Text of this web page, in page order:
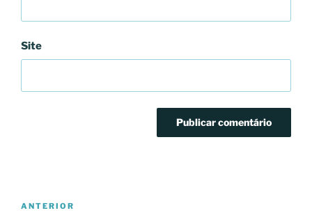
Site
Conteúdo
ANTERIOR